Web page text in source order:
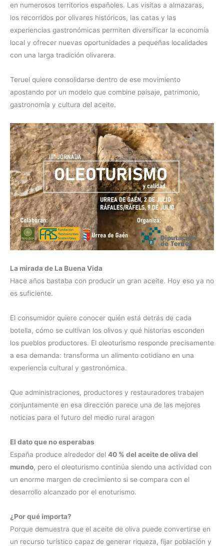
en numerosos territorios españoles. Las visitas a almazaras,
los recorridos por olivares históricos, las catas y las
experiencias gastronómicas permiten diversificar la economía
local y ofrecer nuevas oportunidades a pequeñas localidades
con una larga tradición olivarera.
Teruel quiere consolidarse dentro de ese movimiento
apostando por un modelo que combine paisaje, patrimonio,
gastronomía y cultura del aceite.
La mirada de La Buena Vida
Hace años bastaba con producir un gran aceite. Hoy eso ya no
es suficiente.
El consumidor quiere conocer quién está detrás de cada
botella, cómo se cultivan los olivos y qué historias esconden
los pueblos productores. El oleoturismo responde precisamente
a esa demanda: transforma un alimento cotidiano en una
experiencia cultural y gastronómica.
Que administraciones, productores y restauradores trabajen
conjuntamente en esa dirección parece una de las mejores
noticias para el futuro del medio rural aragon
El dato que no esperabas
España produce alrededor del 40 % del aceite de oliva del
mundo, pero el oleoturismo continúa siendo una actividad con
un enorme margen de crecimiento si se compara con el
desarrollo alcanzado por el enoturismo.
¿Por qué importa?
Porque demuestra que el aceite de oliva puede convertirse en
un recurso turístico capaz de generar riqueza, fijar población y